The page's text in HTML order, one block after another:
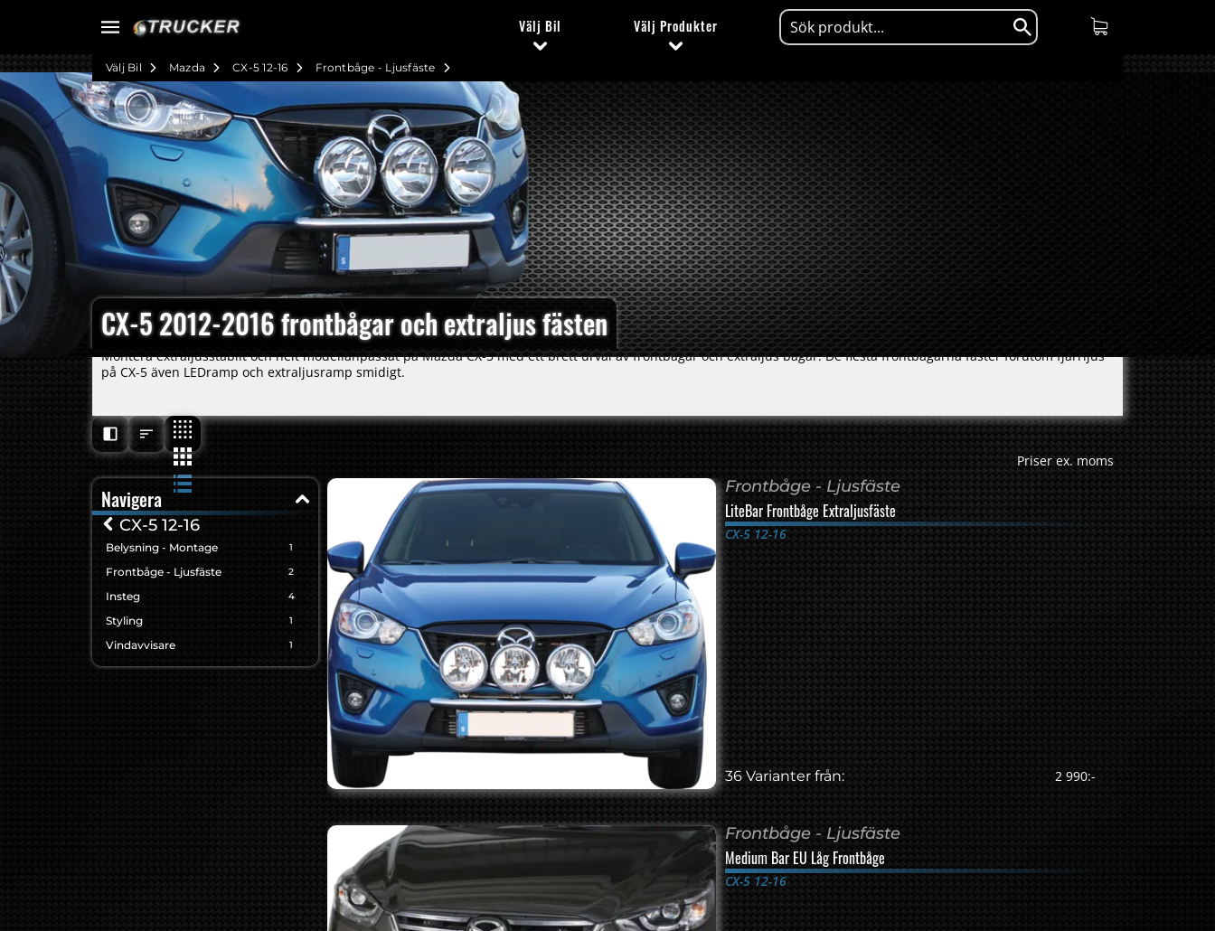
Välj Bil Välj Produkter
Frontbåge - Ljusfäste
CX-5 12-16
Mazda
Välj Bil
CX-5 2012-2016 frontbågar och extraljus fästen
Montera extraljusstabilt och helt modellanpassat på Mazda CX-5 med ett brett urval av frontbågar och extraljus bågar. De flesta frontbågarna fäster förutom fjärrljus
på CX-5 även LEDramp och extraljusramp smidigt.
Priser ex. moms
Navigera
CX-5 12-16
Belysning - Montage 1
Frontbåge - Ljusfäste 2
Insteg 4
Styling 1
Vindavvisare 1
Frontbåge - Ljusfäste
LiteBar Frontbåge Extraljusfäste
CX-5 12-16
36 Varianter från: 2 990:-
Frontbåge - Ljusfäste
Medium Bar EU Låg Frontbåge
CX-5 12-16